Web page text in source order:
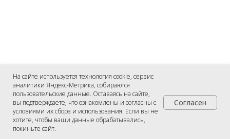
На сайте используется технология cookie, сервис
аналитики Яндекс-Метрика, собираются
пользовательские данные. Оставаясь на сайте,
вы подтверждаете, что ознакомлены и согласны с
условиями их сбора и использования. Если вы не
хотите, чтобы ваши данные обрабатывались,
покиньте сайт.
Согласен